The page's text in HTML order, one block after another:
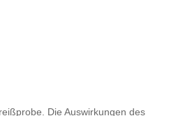
Die Auswirkungen des